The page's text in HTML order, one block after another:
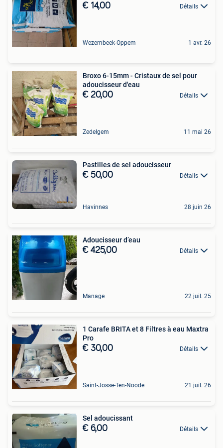
€ 14,00 Détails
Wezembeek-Oppem 1 avr. 26
Broxo 6-15mm - Cristaux de sel pour
adoucisseur d'eau
€ 20,00 Détails
Zedelgem 11 mai 26
Pastilles de sel adoucisseur
€ 50,00 Détails
Havinnes 28 juin 26
Adoucisseur d’eau
€ 425,00 Détails
Manage 22 juil. 25
1 Carafe BRITA et 8 Filtres à eau Maxtra
Pro
€ 30,00 Détails
Saint-Josse-Ten-Noode 21 juil. 26
Sel adoucissant
€ 6,00 Détails